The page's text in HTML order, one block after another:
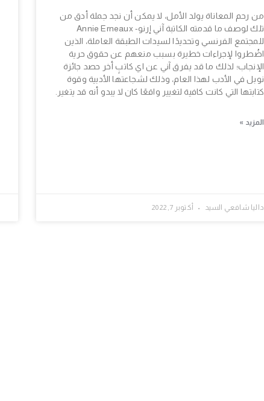
من رحم المعاناة يولد الأمل، لا يمكن أن نجد جملة أدق من
تلك لوصف ما قدمته الكاتبة آني إرنو- Annie Erneaux
للمجتمع الفرنسي وتحديدًا لسيدات الطبقة العاملة، الذين
اضُطروا لإجراءات خطيرة بسبب منعهم عن حقوق حرية
الإنجاب؛ لذلك ما قد يفرق آني عن اي كاتبٍ أخر حصد جائزة
نوبل في الأدب لهذا العام، وذلك لشجاعتها الأدبية وقوة
كتابتها التي كانت كافية لتغيير واقعًا كان لا يبدو أنه قد يتغير.
المزيد »
داليا شافعي السيد أكتوبر 7, 2022